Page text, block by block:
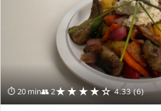
⏱ 20 min👥 2★★★★☆ 4.33 (6)